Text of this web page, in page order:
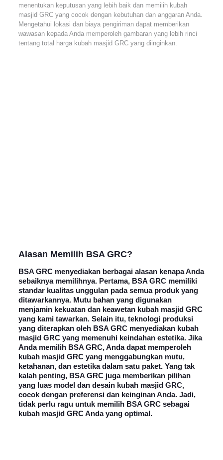
menentukan keputusan yang lebih baik dan memilih kubah
masjid GRC yang cocok dengan kebutuhan dan anggaran Anda.
Mengetahui lokasi dan biaya pengiriman dapat memberikan
wawasan kepada Anda memperoleh gambaran yang lebih rinci
tentang total harga kubah masjid GRC yang diinginkan.
Alasan Memilih BSA GRC?
BSA GRC menyediakan berbagai alasan kenapa Anda
sebaiknya memilihnya. Pertama, BSA GRC memiliki
standar kualitas unggulan pada semua produk yang
ditawarkannya. Mutu bahan yang digunakan
menjamin kekuatan dan keawetan kubah masjid GRC
yang kami tawarkan. Selain itu, teknologi produksi
yang diterapkan oleh BSA GRC menyediakan kubah
masjid GRC yang memenuhi keindahan estetika. Jika
Anda memilih BSA GRC, Anda dapat memperoleh
kubah masjid GRC yang menggabungkan mutu,
ketahanan, dan estetika dalam satu paket. Yang tak
kalah penting, BSA GRC juga memberikan pilihan
yang luas model dan desain kubah masjid GRC,
cocok dengan preferensi dan keinginan Anda. Jadi,
tidak perlu ragu untuk memilih BSA GRC sebagai
kubah masjid GRC Anda yang optimal.